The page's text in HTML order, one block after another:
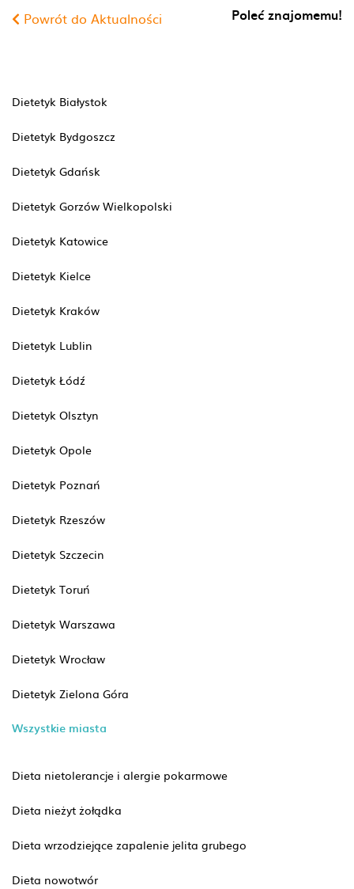
Powrót do Aktualności Poleć znajomemu!
Dietetyk Białystok
Dietetyk Bydgoszcz
Dietetyk Gdańsk
Dietetyk Gorzów Wielkopolski
Dietetyk Katowice
Dietetyk Kielce
Dietetyk Kraków
Dietetyk Lublin
Dietetyk Łódź
Dietetyk Olsztyn
Dietetyk Opole
Dietetyk Poznań
Dietetyk Rzeszów
Dietetyk Szczecin
Dietetyk Toruń
Dietetyk Warszawa
Dietetyk Wrocław
Dietetyk Zielona Góra
Wszystkie miasta
Dieta nietolerancje i alergie pokarmowe
Dieta nieżyt żołądka
Dieta wrzodziejące zapalenie jelita grubego
Dieta nowotwór